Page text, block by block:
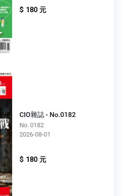
$ 180 元
CIO雜誌 - No.0182
No. 0182
2026-08-01
$ 180 元